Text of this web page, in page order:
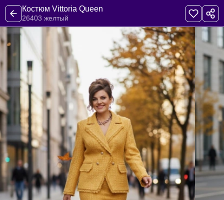
Костюм Vittoria Queen
26403 желтый